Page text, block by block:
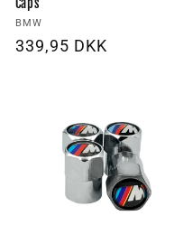
Forhandler:
BMW
Vanlig
339,95 DKK